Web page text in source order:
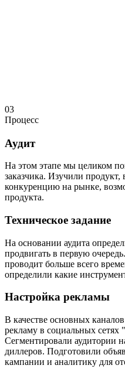
03
Процесс
Аудит
На этом этапе мы целиком
заказчика. Изучили
конкуренцию на рынке,
продукта.
Техническое задание
На основании аудита
продвигать в первую
проводит больше всего
определили какие
Настройка рекламы
В качестве основных
рекламу в социальных
Сегментировали аудитории
диллеров. Подготовили
кампании и аналитику для